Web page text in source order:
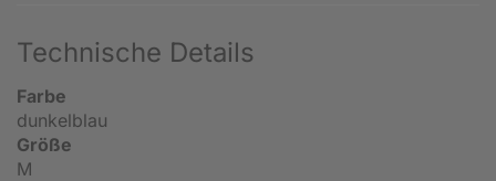
Technische Details
Farbe
dunkelblau
Größe
M